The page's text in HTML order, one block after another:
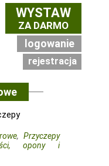
WYSTAW
ZA DARMO
logowanie
rejestracja
,Przyczepy
opony i